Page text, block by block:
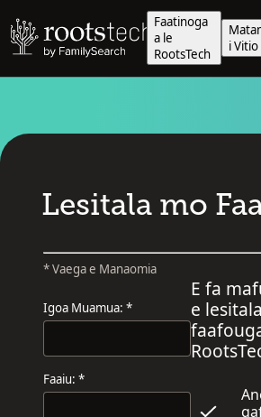
Faatinoga
a le
RootsTech
i Vitio
Lesitala mo
* Vaega e Manaomia
Igoa Muamua: *
Faaiu: *
E fa
e